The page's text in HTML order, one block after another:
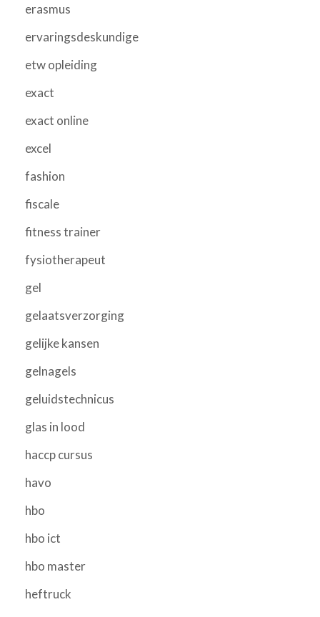
erasmus
ervaringsdeskundige
etw opleiding
exact
exact online
excel
fashion
fiscale
fitness trainer
fysiotherapeut
gel
gelaatsverzorging
gelijke kansen
gelnagels
geluidstechnicus
glas in lood
haccp cursus
havo
hbo
hbo ict
hbo master
heftruck